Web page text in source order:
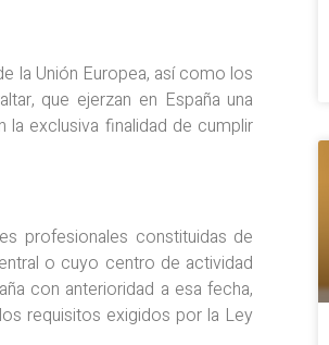
la Unión Europea, así como los
que ejerzan en España una
exclusiva finalidad de cumplir
profesionales constituidas de
o cuyo centro de actividad
con anterioridad a esa fecha,
requisitos exigidos por la Ley